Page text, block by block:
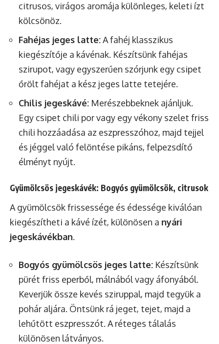
citrusos, virágos aromája különleges, keleti ízt
kölcsönöz.
Fahéjas jeges latte:A fahéj klasszikus
kiegészítője a kávénak. Készítsünk fahéjas
szirupot, vagy egyszerűen szórjunk egy csipet
őrölt fahéjat a kész jeges latte tetejére.
Chilis jegeskávé: Merészebbeknek ajánljuk.
Egy csipet chili por vagy egy vékony szelet friss
chili hozzáadása az eszpresszóhoz, majd tejjel
és jéggel való felöntése pikáns, felpezsdítő
élményt nyújt.
Gyümölcsös jegeskávék: Bogyós gyümölcsök, citrusok
A gyümölcsök frissessége és édessége kiválóan
kiegészítheti a kávé ízét, különösen a nyári
jegeskávékban.
Bogyós gyümölcsös jeges latte: Készítsünk
pürét friss eperből, málnából vagy áfonyából.
Keverjük össze kevés sziruppal, majd tegyük a
pohár aljára. Öntsünk rá jeget, tejet, majd a
lehűtött eszpresszót. A réteges tálalás
különösen látványos.